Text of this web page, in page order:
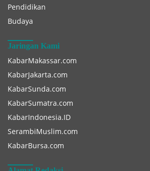
Pendidikan
Budaya
Jaringan Kami
KabarMakassar.com
KabarJakarta.com
KabarSunda.com
KabarSumatra.com
KabarIndonesia.ID
SerambiMuslim.com
KabarBursa.com